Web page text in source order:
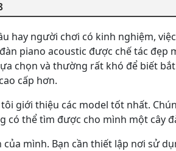
hay người chơi có kinh nghiệm,
piano acoustic được chế tác
chọn và thường rất khó để biết
cấp hơn.
giới thiệu các model tốt nhất.
có thể tìm được cho mình một cây
của mình. Bạn cần thiết lập nơi sử